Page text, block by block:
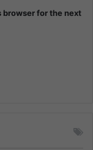
browser for the next